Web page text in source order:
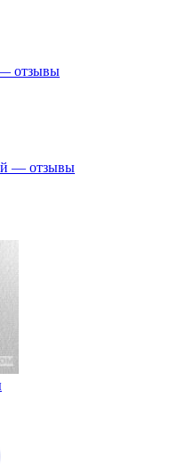
отзывы
— отзывы